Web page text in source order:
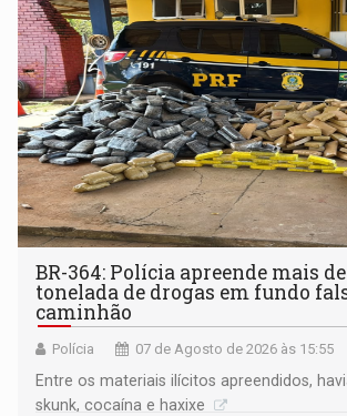
BR-364: Polícia apreende mais
tonelada de drogas em fundo
caminhão
Polícia 07 de Agosto de 2026 às 15:55
Entre os materiais ilícitos apreendidos,
skunk, cocaína e haxixe